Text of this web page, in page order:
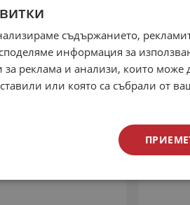
Elements - Black
€ / 16.51 лв. 8.44 €
съдържанието,
информация за
за реклама и анализи, които може
или която са събрали от